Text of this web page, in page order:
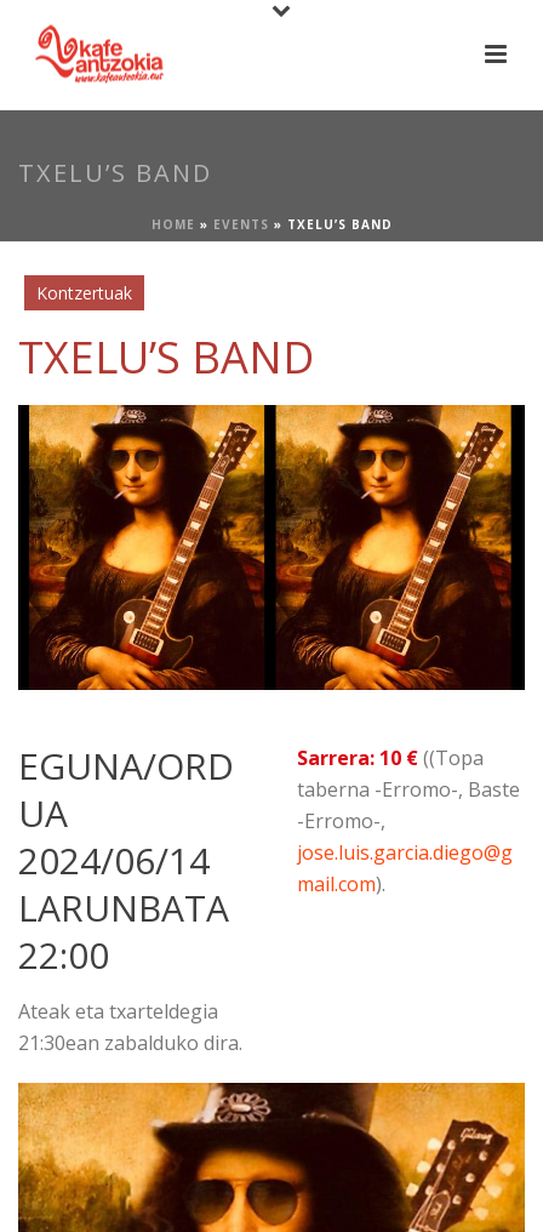
TXELU’S BAND
HOME » EVENTS » TXELU’S BAND
Kontzertuak
TXELU’S BAND
EGUNA/ORD
UA
2024/06/14
LARUNBATA
22:00
Ateak eta txarteldegia
21:30ean zabalduko dira.
Sarrera: 10 €((Topa
taberna -Erromo-, Baste
-Erromo-,
jose.luis.garcia.diego@g
mail.com).